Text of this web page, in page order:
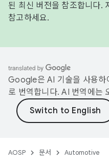
된 최신 버전을 참조합니다.
참고하세요.
Google은 AI 기술을 사용하
로 번역합니다. AI 번역에는
AOSP 문서 Automotive